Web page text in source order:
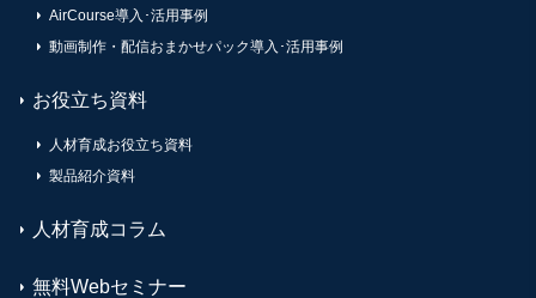
AirCourse導入･活用事例
動画制作・配信おまかせパック導入･活用事例
お役立ち資料
人材育成お役立ち資料
製品紹介資料
人材育成コラム
無料Webセミナー